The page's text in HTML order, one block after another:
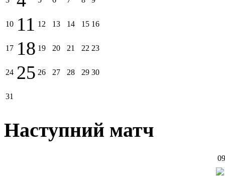
10 11 12 13 14 15 16
17 18 19 20 21 22 23
24 25 26 27 28 29 30
31
Наступний матч